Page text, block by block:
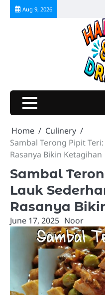
Skip
Aug 9, 2026
Home
Culinery
Sambal Terong Pipit
Rasanya Bikin Ketagihan
Sambal
Lauk
Rasanya
June 17, 2025 Noor